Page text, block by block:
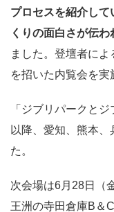
プロセスを紹介し
くりの面白さが伝わ
ました。登壇者に
を招いた内覧会を実
「ジブリパークと
以降、愛知、熊本
た。
次会場は6月28日（
王洲の寺田倉庫B＆